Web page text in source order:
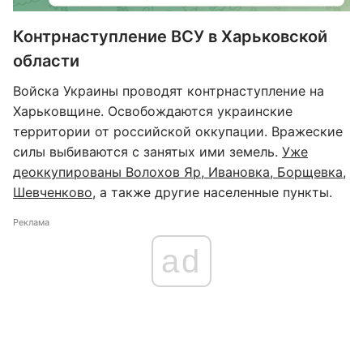
Контрнаступление ВСУ в Харьковской
области
Войска Украины проводят контрнаступление на
Харьковщине. Освобождаются украинские
территории от российской оккупации. Вражеские
силы выбиваются с занятых ими земель. Уже
деоккупированы Волохов Яр, Ивановка, Борщевка,
Шевченково, а также другие населенные пункты.
Реклама
ad